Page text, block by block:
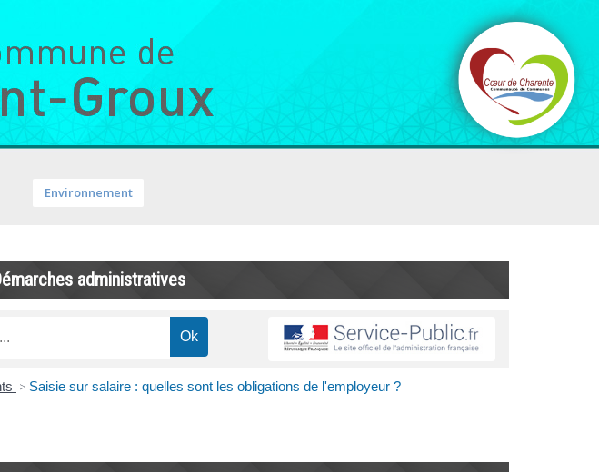
Environnement
administratives
> Saisie sur salaire : quelles sont les obligations de l'employeur ?